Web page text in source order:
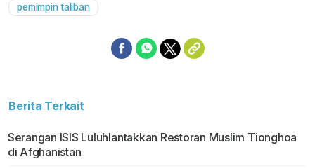
pemimpin taliban
Berita Terkait
Serangan ISIS Luluhlantakkan Restoran Muslim Tionghoa
di Afghanistan